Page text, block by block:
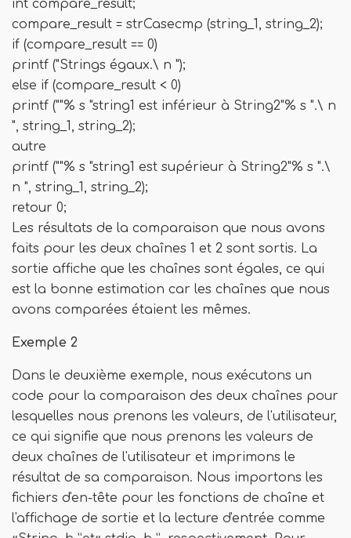
int compare_result;
compare_result = strCasecmp (string_1, string_2);
if (compare_result == 0)
printf ("Strings égaux.\ n ");
else if (compare_result < 0)
printf (""% s "string1 est inférieur à String2"% s ".\ n
", string_1, string_2);
autre
printf (""% s "string1 est supérieur à String2"% s ".\
n ", string_1, string_2);
retour 0;
Les résultats de la comparaison que nous avons
faits pour les deux chaînes 1 et 2 sont sortis. La
sortie affiche que les chaînes sont égales, ce qui
est la bonne estimation car les chaînes que nous
avons comparées étaient les mêmes.
Exemple 2
Dans le deuxième exemple, nous exécutons un
code pour la comparaison des deux chaînes pour
lesquelles nous prenons les valeurs, de l'utilisateur,
ce qui signifie que nous prenons les valeurs de
deux chaînes de l'utilisateur et imprimons le
résultat de sa comparaison. Nous importons les
fichiers d'en-tête pour les fonctions de chaîne et
l'affichage de sortie et la lecture d'entrée comme